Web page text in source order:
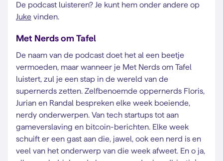
De podcast luisteren? Je kunt hem onder andere op
Juke vinden.
Met Nerds om Tafel
De naam van de podcast doet het al een beetje
vermoeden, maar wanneer je Met Nerds om Tafel
luistert, zul je een stap in de wereld van de
supernerds zetten. Zelfbenoemde oppernerds Floris,
Jurian en Randal bespreken elke week boeiende,
nerdy onderwerpen. Van tech startups tot aan
gameverslaving en bitcoin-berichten. Elke week
schuift er een gast aan die, jawel, ook een nerd is en
veel van het onderwerp van die week afweet. En o ja,